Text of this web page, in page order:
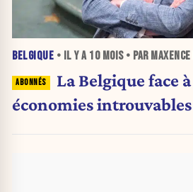
BELGIQUE • IL Y A 10 MOIS• PAR MAXENCE
La Belgique face
économies introuvables